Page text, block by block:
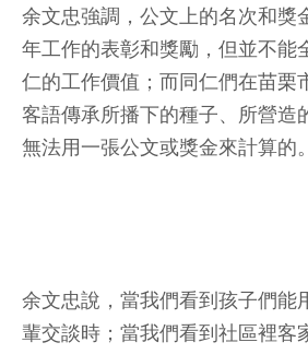
余文忠強調，公文上的名次和獎
年工作的表彰和獎勵，但並不能
仁的工作價值；而同仁們在苗栗
客語傳承所播下的種子、所營造
無法用一張公文或獎金來計算的。
余文忠說，當我們看到孩子們能
輩交談時；當我們看到社區裡客